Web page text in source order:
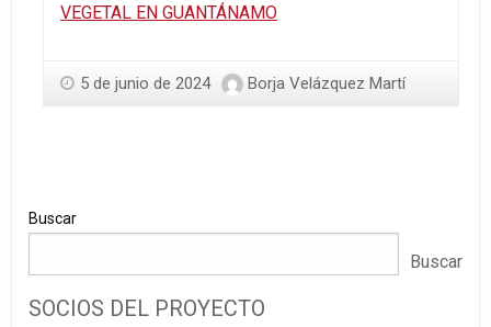
VEGETAL EN GUANTÁNAMO
5 de junio de 2024 Borja Velázquez Martí
Buscar
Buscar
SOCIOS DEL PROYECTO